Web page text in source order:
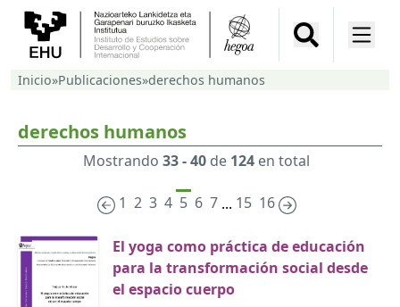
Inicio»Publicaciones»derechos humanos
derechos humanos
Mostrando 33 - 40 de 124 en total
1 2 3 4 5 6 7 ... 15 16
El yoga como práctica de educación
para la transformación social desde
el espacio cuerpo